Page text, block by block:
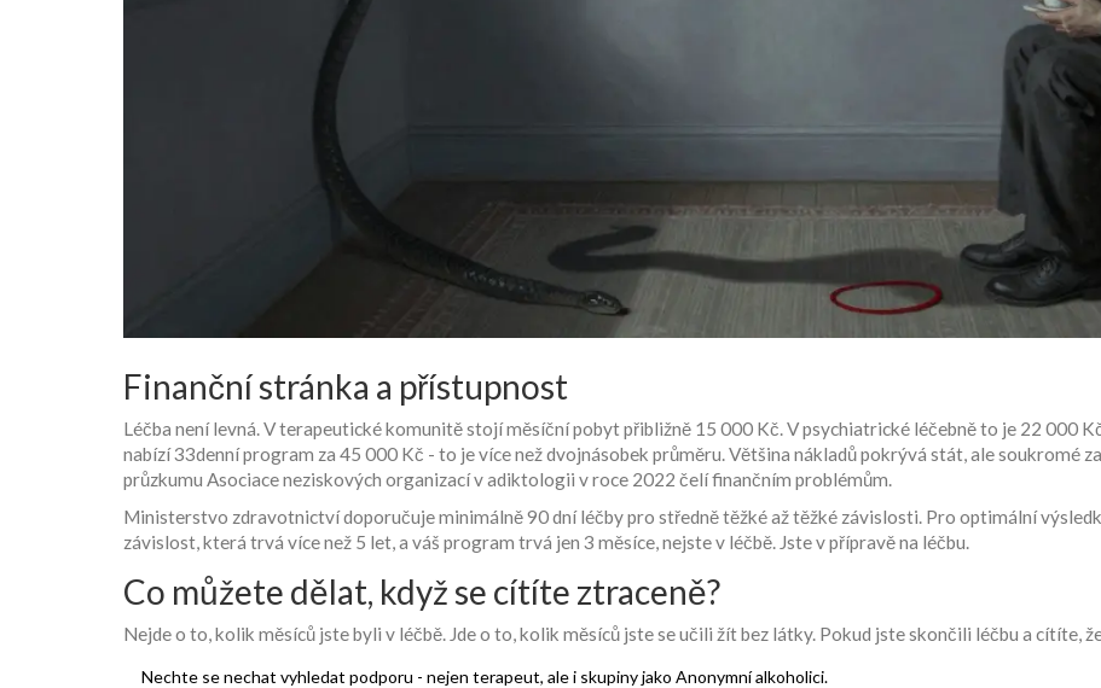
Finanční stránka a přístupnost
Léčba není levná. V terapeutické komunitě stojí měsíční pobyt přibližně 15 000 Kč. V psychiatrické léčebně to je 22 000
nabízí 33denní program za 45 000 Kč - to je více než dvojnásobek průměru. Většina nákladů pokrývá stát, ale soukromé
průzkumu Asociace neziskových organizací v adiktologii v roce 2022 čelí finančním problémům.
Ministerstvo zdravotnictví doporučuje minimálně 90 dní léčby pro středně těžké až těžké závislosti. Pro optimální
závislost, která trvá více než 5 let, a váš program trvá jen 3 měsíce, nejste v léčbě. Jste v přípravě na léčbu.
Co můžete dělat, když se cítíte ztraceně?
Nejde o to, kolik měsíců jste byli v léčbě. Jde o to, kolik měsíců jste se učili žít bez látky. Pokud jste skončili léčbu a cítíte,
Nechte se nechat vyhledat podporu - nejen terapeut, ale i skupiny jako Anonymní alkoholici.